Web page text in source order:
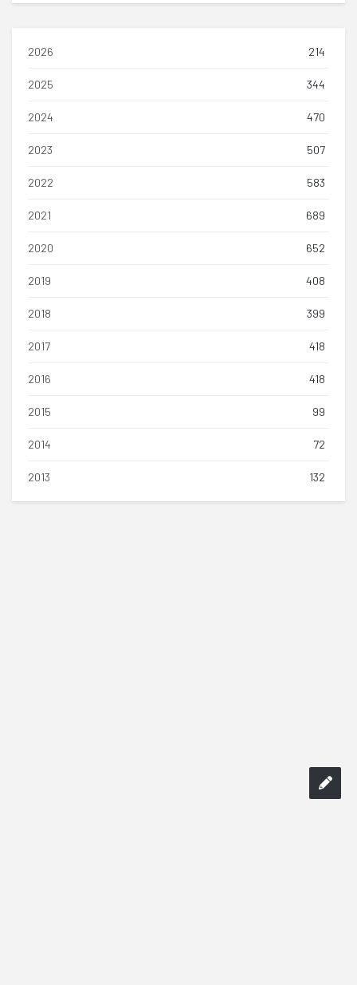
2026 214
2025 344
2024 470
2023 507
2022 583
2021 689
2020 652
2019 408
2018 399
2017 418
2016 418
2015 99
2014 72
2013 132